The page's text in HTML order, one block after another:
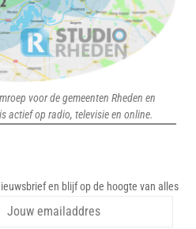
voor de gemeenten Rheden en
actief op radio, televisie en online.
en blijf op de hoogte van alles